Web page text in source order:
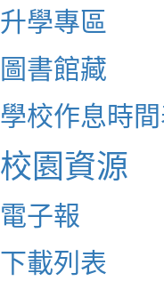
升學專區
圖書館藏
學校作息時
校園資源
電子報
下載列表